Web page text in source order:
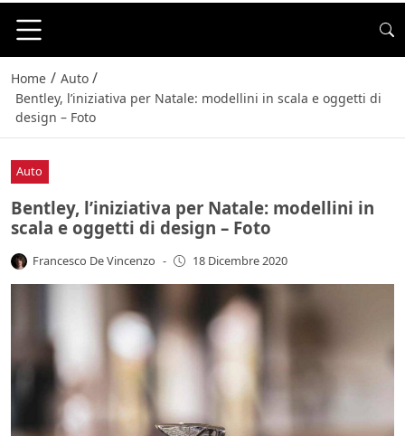
Home / Auto /
Bentley, l’iniziativa per Natale: modellini in scala e oggetti di
design – Foto
Auto
Bentley, l’iniziativa per Natale: modellini in
scala e oggetti di design – Foto
Francesco De Vincenzo - 18 Dicembre 2020